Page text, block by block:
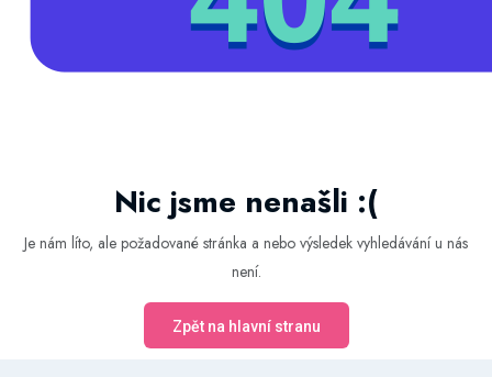
Nic jsme nenašli :(
Je nám líto, ale požadované stránka a nebo výsledek vyhledávání u nás
není.
Zpět na hlavní stranu